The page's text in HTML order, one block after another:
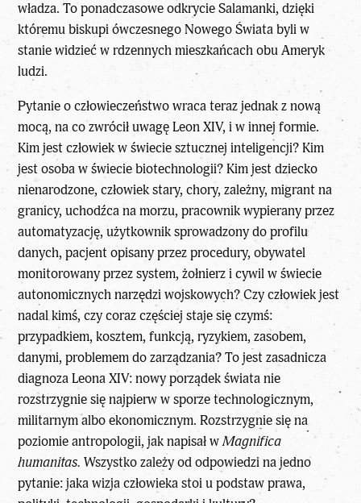
władza. To ponadczasowe odkrycie Salamanki, dzięki
któremu biskupi ówczesnego Nowego Świata byli w
stanie widzieć w rdzennych mieszkańcach obu Ameryk
ludzi.
Pytanie o człowieczeństwo wraca teraz jednak z nową
mocą, na co zwrócił uwagęLeon XIV, i w innej formie.
Kim jest człowiek w świecie sztucznej inteligencji? Kim
jest osoba w świecie biotechnologii? Kim jest dziecko
nienarodzone, człowiek stary, chory, zależny, migrant na
granicy, uchodźca na morzu, pracownik wypierany przez
automatyzację, użytkownik sprowadzony do profilu
danych, pacjent opisany przez procedury, obywatel
monitorowany przez system, żołnierz i cywil w świecie
autonomicznych narzędzi wojskowych? Czy człowiek jest
nadal kimś, czy coraz częściej staje się czymś:
przypadkiem, kosztem, funkcją, ryzykiem, zasobem,
danymi, problemem do zarządzania? To jest zasadnicza
diagnoza Leona XIV: nowy porządek świata nie
rozstrzygnie się najpierw w sporze technologicznym,
militarnym albo ekonomicznym. Rozstrzygnie się na
poziomie antropologii, jak napisał wMagnifica
humanitas.Wszystko zależy od odpowiedzi na jedno
pytanie: jaka wizja człowieka stoi u podstaw prawa,